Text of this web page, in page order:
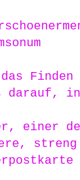
darauf,
einer der